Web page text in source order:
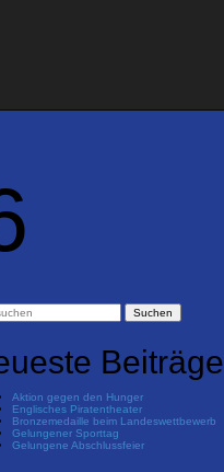
Beiträge
Aktion gegen den Hunger
Englisches Piratentheater
Bronzemedaille beim Landeswettbewerb
Gelungener Sporttag
Gelungene Abschlussfeier